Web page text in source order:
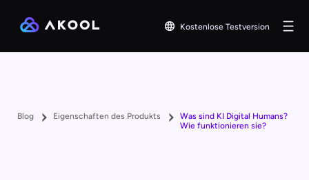
Kostenlose Testversion
Blog Eigenschaften des Produkts
Was sind KI Digital Humans?
Wie funktionieren sie?